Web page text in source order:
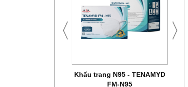
Khẩu trang N95 - TENAMYD
FM-N95